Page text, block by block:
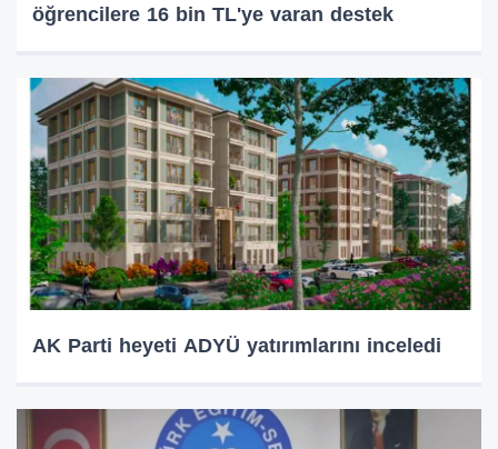
öğrencilere 16 bin TL'ye varan destek
AK Parti heyeti ADYÜ yatırımlarını inceledi